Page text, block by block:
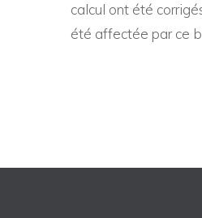
calcul ont été
été affectée par ce